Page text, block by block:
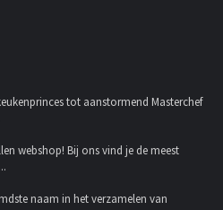
tot aanstormend Masterchef
webshop! Bij ons vind je de meest
naam in het verzamelen van